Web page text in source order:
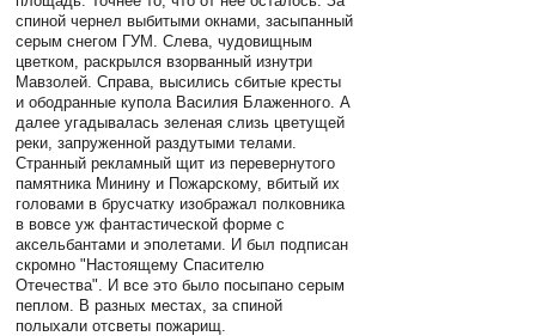
спиной чернел выбитыми окнами, засыпанный
серым снегом ГУМ. Слева, чудовищным
цветком, раскрылся взорванный изнутри
Мавзолей. Справа, высились сбитые кресты
и ободранные купола Василия Блаженного. А
далее угадывалась зеленая слизь цветущей
реки, запруженной раздутыми телами.
Странный рекламный щит из перевернутого
памятника Минину и Пожарскому, вбитый их
головами в брусчатку изображал полковника
в вовсе уж фантастической форме с
аксельбантами и эполетами. И был подписан
скромно "Настоящему Спасителю
Отечества". И все это было посыпано серым
пеплом. В разных местах, за спиной
полыхали отсветы пожарищ.